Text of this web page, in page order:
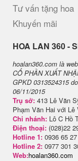
Tư vấn tặng hoa
Khuyến mãi
H​OA LAN 360 -
hoalan360.com là
CỔ PHẦN XUẤT
GPKD 0313524315
06/11/2015
Trụ sở: 413 Lê Văn
Phạm Văn Hai với Lê
Chi nhánh: Lô C Hồ
Điện thoại: (028)22
Hotline 1: 0936 65
Hotline 2: 0977 301
Web:hoalan360.com